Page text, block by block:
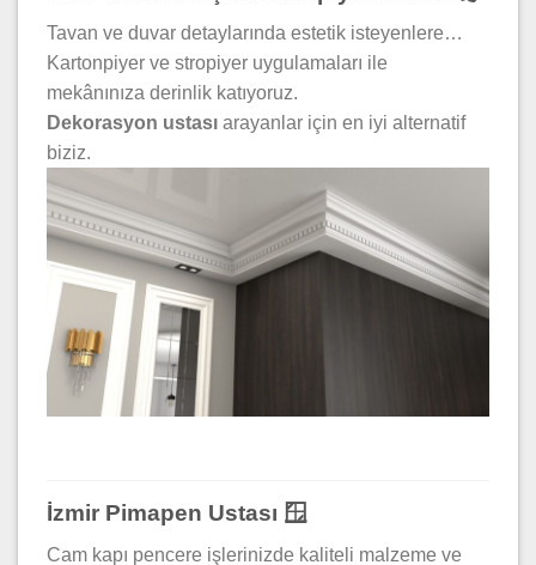
Tavan ve duvar detaylarında estetik isteyenlere…
Kartonpiyer ve stropiyer uygulamaları ile
mekânınıza derinlik katıyoruz.
Dekorasyon ustası arayanlar için en iyi alternatif
biziz.
İzmir Pimapen Ustası 🪟
Cam kapı pencere işlerinizde kaliteli malzeme ve